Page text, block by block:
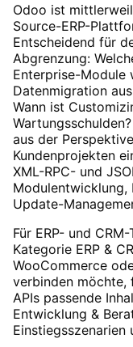
Odoo ist
Source-ERP-
Entscheidend für
Abgrenzung:
Enterprise-Module
Datenmigration
Wann ist
aus der
Kundenprojekten
XML-RPC- und
Modulentwicklung,
Update-
Für ERP- und
Kategorie ERP &
WooCommerce
verbinden möchte,
APIs passende
Entwicklung &
Einstiegsszenarien